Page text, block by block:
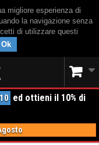
migliore esperienza di
la navigazione senza
di utilizzare questi
Ok
ed ottieni il 10% di